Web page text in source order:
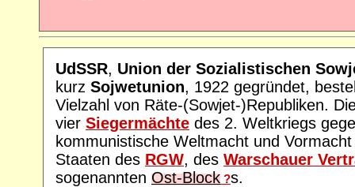
UdSSR, Union der Sozialistischen
kurz Sojwetunion, 1922 gegründet,
Vielzahl von Räte-(Sowjet-)Republiken.
vier Siegermächte des 2. Weltkriegs
kommunistische Weltmacht und
Staaten des RGW, des Warschauer
sogenannten Ost-Block ?s.